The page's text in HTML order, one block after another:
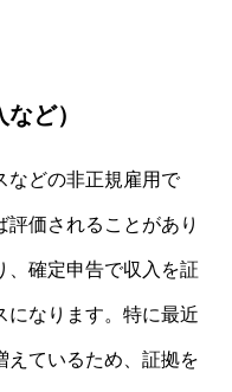
ど）
などの非正規雇用で
評価されることがあり
、確定申告で収入を証
になります。特に最近
えているため、証拠を